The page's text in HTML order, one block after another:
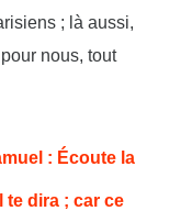
; là aussi,
nous, tout
: Écoute la
te dira ; car ce